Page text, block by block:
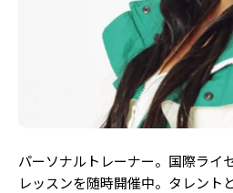
パーソナルトレーナー。国際ライ
レッスンを随時開催中。タレント